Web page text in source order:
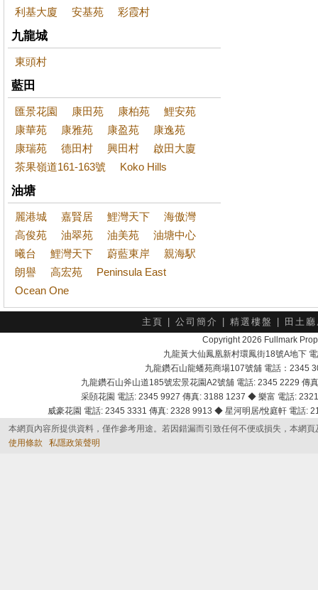
利基大廈 安基苑 彩霞村
九龍城
東頭村
藍田
匯景花園 康田苑 康柏苑
鯉安苑
康華苑
康雅苑 康盈苑
康逸苑
康瑞苑
德田村 興田村
啟田大廈
茶果嶺道161-163號
Koko Hills
油塘
麗港城 嘉賢居 鯉灣天下
海傲灣
高俊苑
油翠苑 油美苑
油塘中心
曦台
鯉灣天下 蔚藍東岸
親海駅
朗譽
高宏苑
Peninsula East
Ocean One
主頁 公司簡介 精選樓盤 田土
Copyright 2026 Fullmark
九龍黃大仙鳳凰新村環鳳街18號A地下
九龍鑽石山龍蟠苑商場107號舖 電話：2345
九龍鑽石山斧山道185號宏景花園A2號舖 電話: 2345 2229
采頣花園 電話: 2345 9927 傳真: 3188 1237 ◆ 樂富 電話:
威豪花園 電話: 2345 3331 傳真: 2328 9913 ◆ 星河明居/悅庭軒 電話
本網頁內容所提供資料，僅作參考用途。若因錯漏而引致任何不便或損失，本網
使用條款
私隱政策聲明